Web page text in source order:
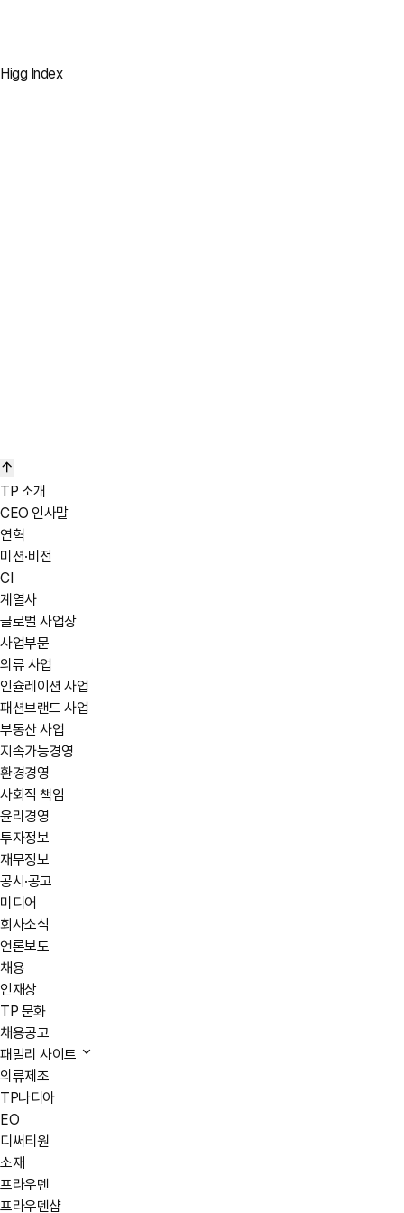
Higg Index
바로가기
TP 소개
CEO 인사말
연혁
미션·비전
CI
계열사
글로벌 사업장
사업부문
의류 사업
인슐레이션 사업
패션브랜드 사업
부동산 사업
지속가능경영
환경경영
사회적 책임
윤리경영
투자정보
재무정보
공시·공고
미디어
회사소식
언론보도
채용
인재상
TP 문화
채용공고
패밀리 사이트
의류제조
TP나디아
EO
디써티원
소재
프라우덴
프라우덴샵